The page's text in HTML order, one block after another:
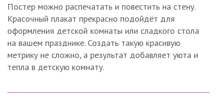
Постер можно распечатать и повестить на стену.
Красочный плакат прекрасно подойдёт для
оформления детской комнаты или сладкого стола
на вашем празднике. Создать такую красивую
метрику не сложно, а результат добавляет уюта и
тепла в детскую комнату.